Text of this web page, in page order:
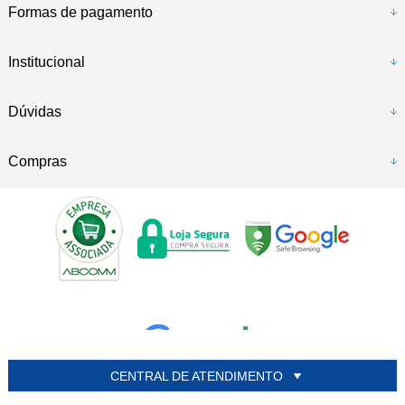
Formas de pagamento
Institucional
Dúvidas
Compras
CENTRAL DE ATENDIMENTO